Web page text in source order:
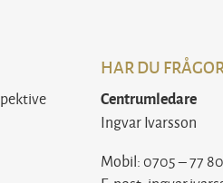
HAR DU
Centrumledare
Ingvar Ivarsson
Mobil: 0705 – 77